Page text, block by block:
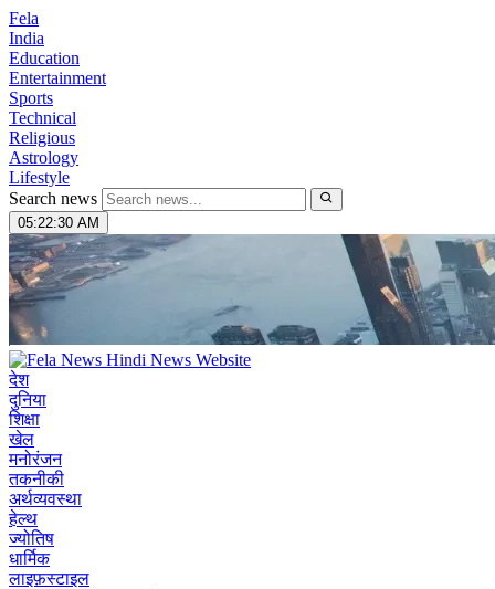
Fela
India
Education
Entertainment
Sports
Technical
Religious
Astrology
Lifestyle
Search news
05:22:31 AM
देश
दुनिया
शिक्षा
खेल
मनोरंजन
तकनीकी
अर्थव्यवस्था
हेल्थ
ज्योतिष
धार्मिक
लाइफ़स्टाइल